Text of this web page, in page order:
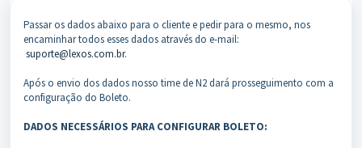
Passar os dados abaixo para o cliente e pedir para o mesmo, nos
encaminhar todos esses dados através do e-mail:
suporte@lexos.com.br.
Após o envio dos dados nosso time de N2 dará prosseguimento com a
configuração do Boleto.
DADOS NECESSÁRIOS PARA CONFIGURAR BOLETO: